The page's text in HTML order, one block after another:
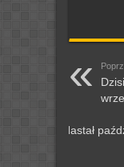
Nastał